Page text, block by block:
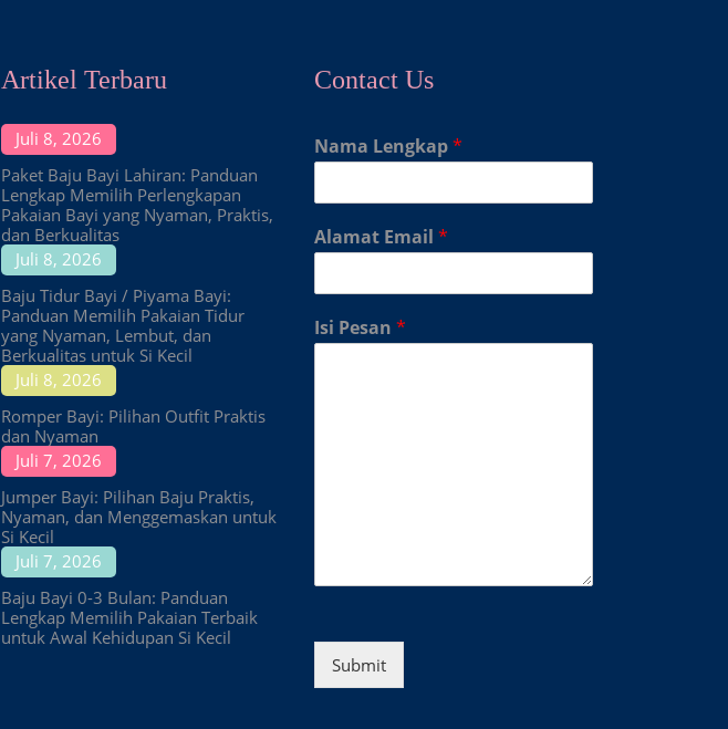
Artikel Terbaru
Juli 8, 2026
Paket Baju Bayi Lahiran: Panduan
Lengkap Memilih Perlengkapan
Pakaian Bayi yang Nyaman, Praktis,
dan Berkualitas
Juli 8, 2026
Baju Tidur Bayi / Piyama Bayi:
Panduan Memilih Pakaian Tidur
yang Nyaman, Lembut, dan
Berkualitas untuk Si Kecil
Juli 8, 2026
Romper Bayi: Pilihan Outfit Praktis
dan Nyaman
Juli 7, 2026
Jumper Bayi: Pilihan Baju Praktis,
Nyaman, dan Menggemaskan untuk
Si Kecil
Juli 7, 2026
Baju Bayi 0-3 Bulan: Panduan
Lengkap Memilih Pakaian Terbaik
untuk Awal Kehidupan Si Kecil
Contact Us
Nama Lengkap*
Alamat Email *
Isi Pesan *
Submit